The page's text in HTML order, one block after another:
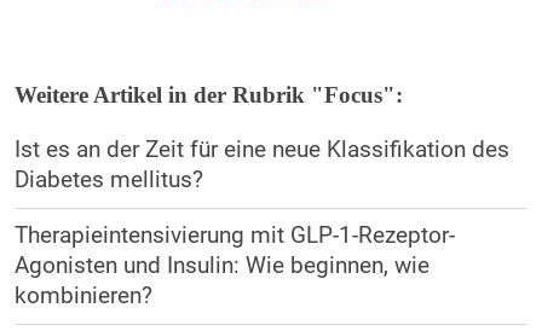
Weitere Artikel in der Rubrik "Focus":
Ist es an der Zeit für eine neue Klassifikation des
Diabetes mellitus?
Therapieintensivierung mit GLP-1-Rezeptor-
Agonisten und Insulin: Wie beginnen, wie
kombinieren?